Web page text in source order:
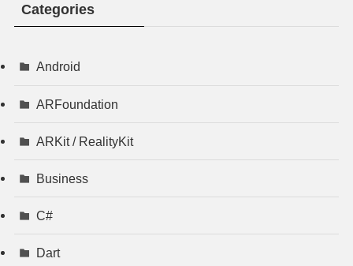
Categories
Android
ARFoundation
ARKit / RealityKit
Business
C#
Dart